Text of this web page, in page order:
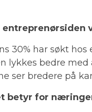
30% har søkt
lykkes bedre
ser bredere på
betyr for